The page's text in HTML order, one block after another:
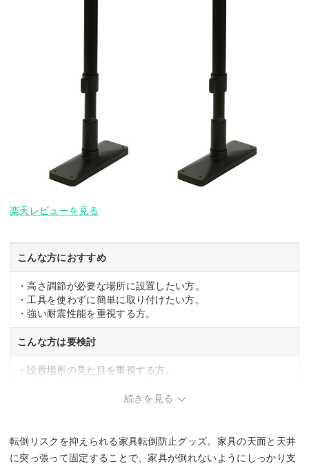
楽天レビューを見る
こんな方におすすめ
・高さ調節が必要な場所に設置したい方。
・工具を使わずに簡単に取り付けたい方。
・強い耐震性能を重視する方。
こんな方は要検討
・設置場所の見た目を重視する方。
続きを見る
転倒リスクを抑えられる家具転倒防止グッズ。家具の天面と天井
に突っ張って固定することで、家具が倒れないようにしっかり支